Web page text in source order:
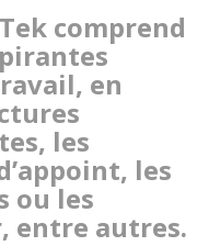
comprend
en
les
les
ou les
entre autres.